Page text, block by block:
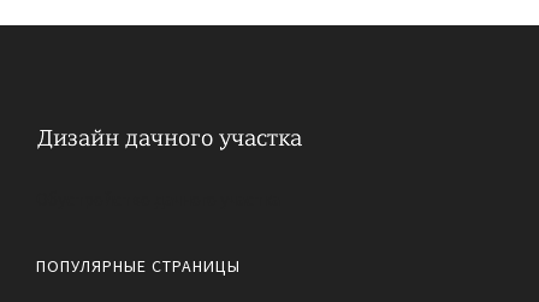
ПОПУЛЯРНЫЕ СТРАНИЦЫ